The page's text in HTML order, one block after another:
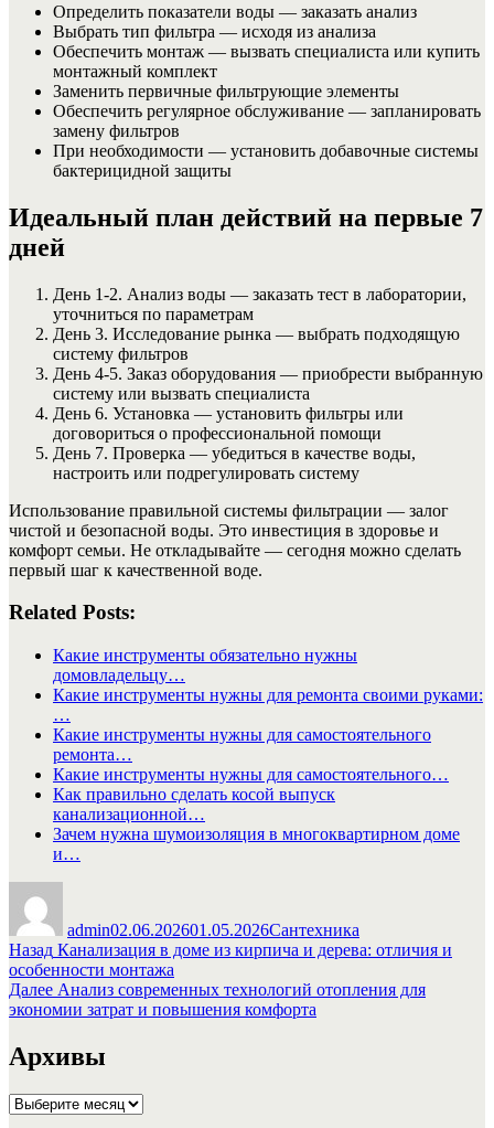
Определить показатели воды — заказать анализ
Выбрать тип фильтра — исходя из анализа
Обеспечить монтаж — вызвать специалиста или купить
монтажный комплект
Заменить первичные фильтрующие элементы
Обеспечить регулярное обслуживание — запланировать
замену фильтров
При необходимости — установить добавочные системы
бактерицидной защиты
Идеальный план действий на первые 7
дней
День 1-2. Анализ воды — заказать тест в лаборатории,
уточниться по параметрам
День 3. Исследование рынка — выбрать подходящую
систему фильтров
День 4-5. Заказ оборудования — приобрести выбранную
систему или вызвать специалиста
День 6. Установка — установить фильтры или
договориться о профессиональной помощи
День 7. Проверка — убедиться в качестве воды,
настроить или подрегулировать систему
Использование правильной системы фильтрации — залог
чистой и безопасной воды. Это инвестиция в здоровье и
комфорт семьи. Не откладывайте — сегодня можно сделать
первый шаг к качественной воде.
Related Posts:
Какие инструменты обязательно нужны
домовладельцу…
Какие инструменты нужны для ремонта своими руками:
…
Какие инструменты нужны для самостоятельного
ремонта…
Какие инструменты нужны для самостоятельного…
Как правильно сделать косой выпуск
канализационной…
Зачем нужна шумоизоляция в многоквартирном доме
и…
admin02.06.202601.05.2026Сантехника
Навигация
по
записям
Назад Предыдущая
запись:
Канализация в доме из кирпича и дерева: отличия и
особенности монтажа
Далее Следующая
запись:
Анализ современных технологий отопления для
экономии затрат и повышения комфорта
Архивы
Архивы